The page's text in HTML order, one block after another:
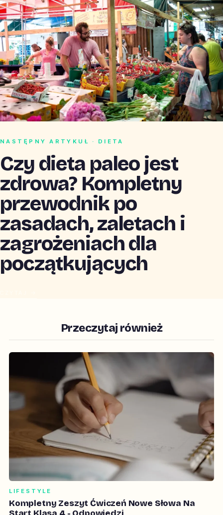
NASTĘPNY ARTYKUŁ · DIETA
Czy dieta paleo jest
zdrowa? Kompletny
przewodnik po
zasadach, zaletach i
zagrożeniach dla
początkujących
Przeczytaj również
LIFESTYLE
Kompletny Zeszyt Ćwiczeń Nowe Słowa Na